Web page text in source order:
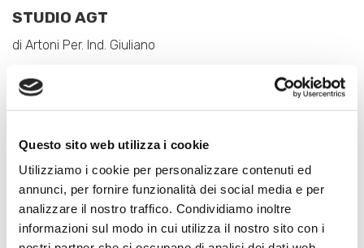
Questo sito web utilizza i cookie
Utilizziamo i cookie per personalizzare contenuti ed
annunci, per fornire funzionalità dei social media e per
analizzare il nostro traffico. Condividiamo inoltre
informazioni sul modo in cui utilizza il nostro sito con i
STUDIO AGT
di Artoni Per. Ind. Giuliano
Sede Legale: Via Capitelli, 9
Ufficio: Via Papa Giovanni XXIII, 2/A
E-mail:
info@studioagt.it
Artoni Per. Ind. Giuliano